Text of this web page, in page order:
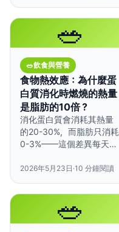
humans eating normal
diets.
🥗
🥗飲食與營養
食物熱效應：為什麼蛋
白質消化時燃燒的熱量
是脂肪的10倍？
消化蛋白質會消耗其熱量
的20-30%，而脂肪只消耗
0-3%——這個差異每天可
2026年5月23日 ·10 分鐘閱讀
🥗